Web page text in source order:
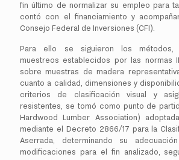
fin último de normalizar su empleo para
contó con el financiamiento y
Consejo Federal de Inversiones (CFI).
Para ello se siguieron los métodos,
muestreos establecidos por las normas
sobre muestras de madera
cuanto a calidad, dimensiones y
criterios de clasificación visual y
resistentes, se tomó como punto de
Hardwood Lumber Association)
mediante el Decreto 2866/17 para la
Aserrada, determinando su
modificaciones para el fin analizado,